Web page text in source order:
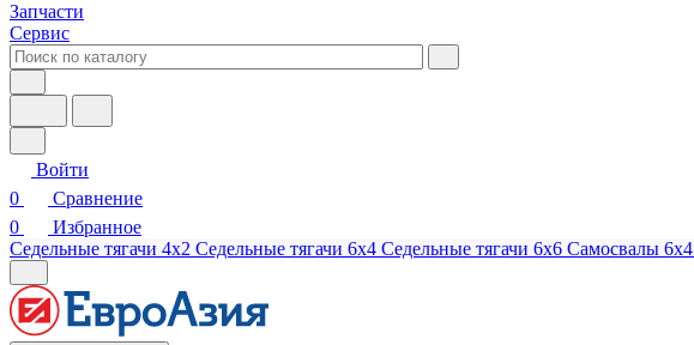
Запчасти
Сервис
Войти
0
Сравнение
0
Избранное
Седельные тягачи 4х2 Седельные тягачи 6х4 Седельные тягачи 6х6 Самосвалы 6х4